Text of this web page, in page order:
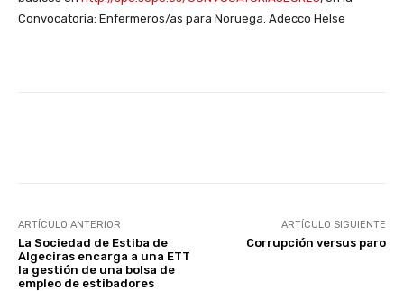
Convocatoria: Enfermeros/as para Noruega. Adecco Helse
ARTÍCULO ANTERIOR
La Sociedad de Estiba de
Algeciras encarga a una ETT
la gestión de una bolsa de
empleo de estibadores
ARTÍCULO SIGUIENTE
Corrupción versus paro